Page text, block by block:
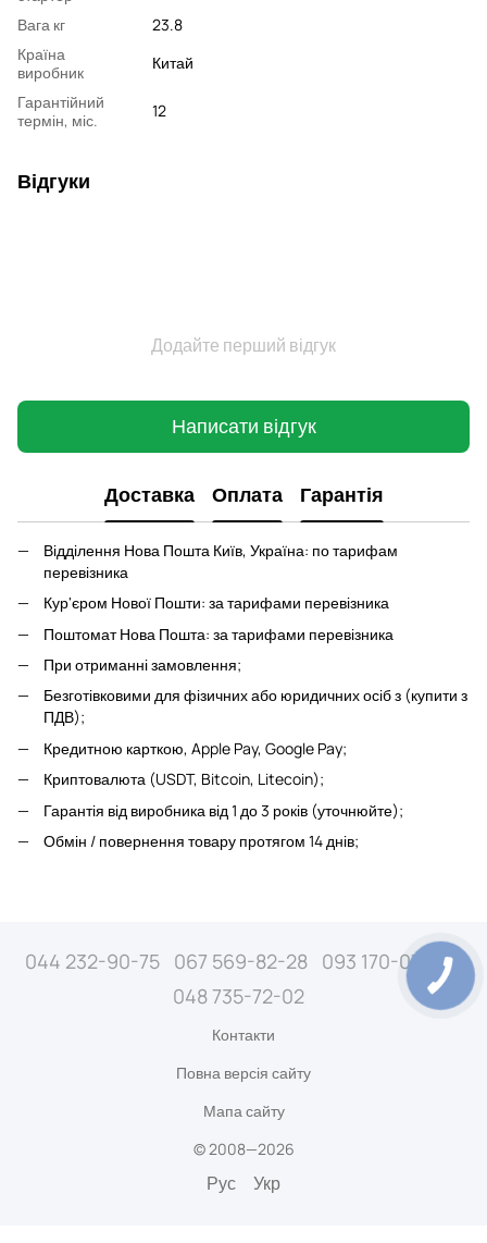
Вага кг
23.8
Країна
виробник
Китай
Гарантійний
термін, міс.
12
Відгуки
Додайте перший відгук
Написати відгук
Доставка Оплата Гарантія
Відділення Нова Пошта Київ, Україна: по тарифам
перевізника
Кур'єром Нової Пошти: за тарифами перевізника
Поштомат Нова Пошта: за тарифами перевізника
При отриманні замовлення;
Безготівковими для фізичних або юридичних осіб з (купити з
ПДВ);
Кредитною карткою, Apple Pay, Google Pay;
Криптовалюта (USDT, Bitcoin, Litecoin);
Гарантія від виробника від 1 до 3 років (уточнюйте);
Обмін / повернення товару протягом 14 днів;
044 232-90-75 067 569-82-28
093 170-07-89
048 735-72-02
Контакти
Повна версія сайту
Мапа сайту
© 2008—2026
Рус Укр